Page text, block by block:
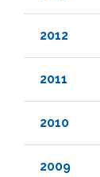
2012
2011
2010
2009